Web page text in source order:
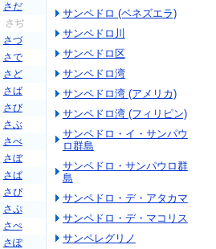
さだ
さぢ
さづ
さで
さど
さば
さび
さぶ
さべ
さぼ
さぱ
さぴ
さぷ
さぺ
さぽ
サンペドロ (ベネズエラ)
サンペドロ川
サンペドロ区
サンペドロ湾
サンペドロ湾 (アメリカ)
サンペドロ湾 (フィリピン)
サンペドロ・イ・サンパウ
ロ群島
サンペドロ・サンパウロ群
島
サンペドロ・デ・アタカマ
サンペドロ・デ・マコリス
サンペレグリノ